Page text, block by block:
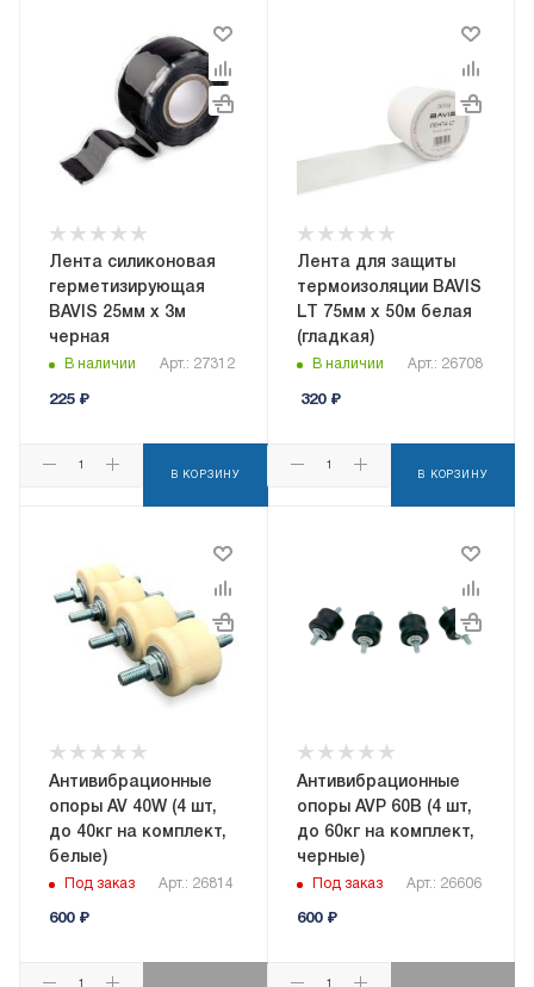
Лента силиконовая
герметизирующая
BAVIS 25мм х 3м
черная
В наличии Арт.: 27312
225₽
В КОРЗИНУ
Лента для защиты
термоизоляции BAVIS
LT 75мм х 50м белая
(гладкая)
В наличии Арт.: 26708
320₽
В КОРЗИНУ
Антивибрационные
опоры AV 40W (4 шт,
до 40кг на комплект,
белые)
Под заказ Арт.: 26814
600₽
Антивибрационные
опоры AVP 60B (4 шт,
до 60кг на комплект,
черные)
Под заказ Арт.: 26606
600₽